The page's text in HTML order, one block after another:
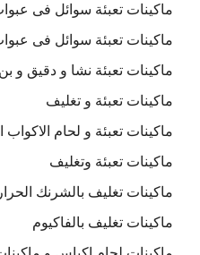
ماكينات تعبئة سوائل فى
ماكينات تعبئة سوائل فى
ماكينات تعبئة نشا و دقيق و
ماكينات تعبئة و تغليف
ماكينات تعبئة و لحام الاكواب
ماكينات تعبئة وتغليف
ماكينات تغليف بالشرنك
ماكينات تغليف بالفاكيوم